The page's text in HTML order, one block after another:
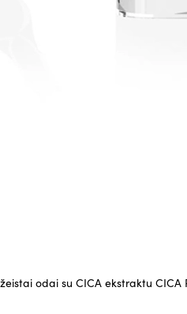
odai su CICA ekstraktu CICA